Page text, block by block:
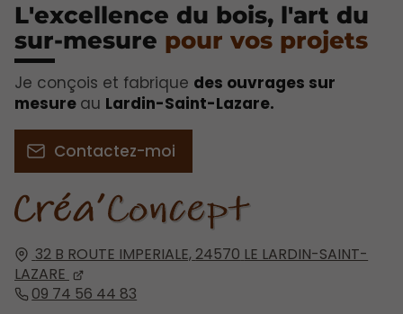
32 B ROUTE IMPERIALE, 24570 LE LARDIN-SAINT-
LAZARE
09 74 56 44 83
L'excellence du bois, l'art du
sur-mesure pour vos projets​
Je conçois et fabrique des ouvrages sur
mesure au Lardin-Saint-Lazare.
Contactez-moi